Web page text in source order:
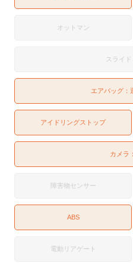
オットマン
スライ
エアバッグ：
アイドリングストップ
カメラ：
障害物センサー
ABS
電動リアゲート